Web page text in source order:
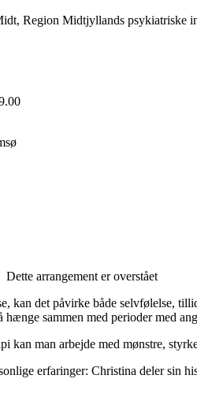
Region Midtjyllands psykiatriske
Dette arrangement er overstået
kan det påvirke både selvfølelse,
sammen med perioder med
man arbejde med mønstre,
erfaringer: Christina deler sin